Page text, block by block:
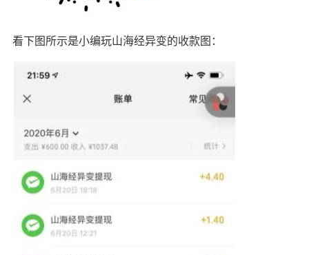
看下图所示是小编玩山海经异变的收款图：